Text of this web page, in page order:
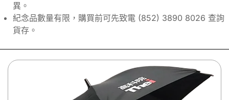
異。
紀念品數量有限，購買前可先致電 (852) 3890 8026 查詢
貨存。